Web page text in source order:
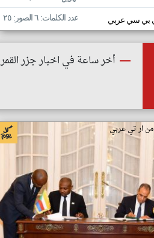
بي سي عربي عدد الكلمات: ٦ الصور: ٢٥
أخر ساعة في اخبار جزر القمر
من ار تي عربي